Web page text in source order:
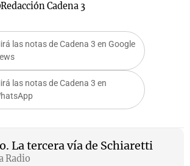
Redacción Cadena 3
las notas de Cadena 3 en Google
las notas de Cadena 3 en
La tercera vía de Schiaretti
Radio